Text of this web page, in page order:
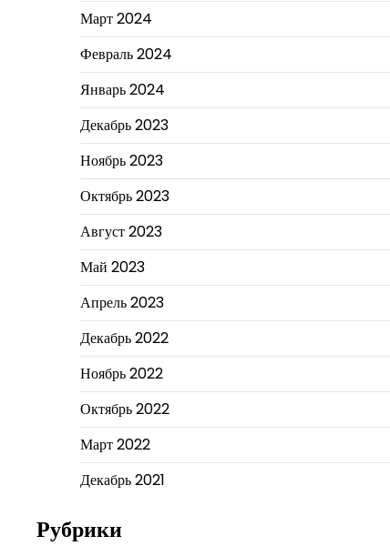
Март 2024
Февраль 2024
Январь 2024
Декабрь 2023
Ноябрь 2023
Октябрь 2023
Август 2023
Май 2023
Апрель 2023
Декабрь 2022
Ноябрь 2022
Октябрь 2022
Март 2022
Декабрь 2021
Рубрики